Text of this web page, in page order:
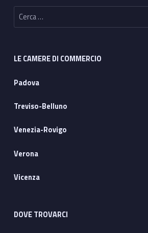
Ricerca per:
LE CAMERE DI COMMERCIO
Padova
Treviso-Belluno
Venezia-Rovigo
Verona
Vicenza
DOVE TROVARCI